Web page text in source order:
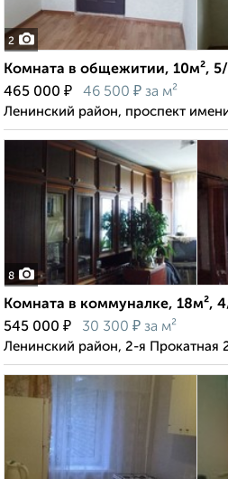
2
Комната в общежитии, 10м²,
465 000 ₽ 46 500 ₽ за м²
Ленинский район, проспект
8
Комната в коммуналке, 18м²,
545 000 ₽ 30 300 ₽ за м²
Ленинский район, 2-я Прокатная